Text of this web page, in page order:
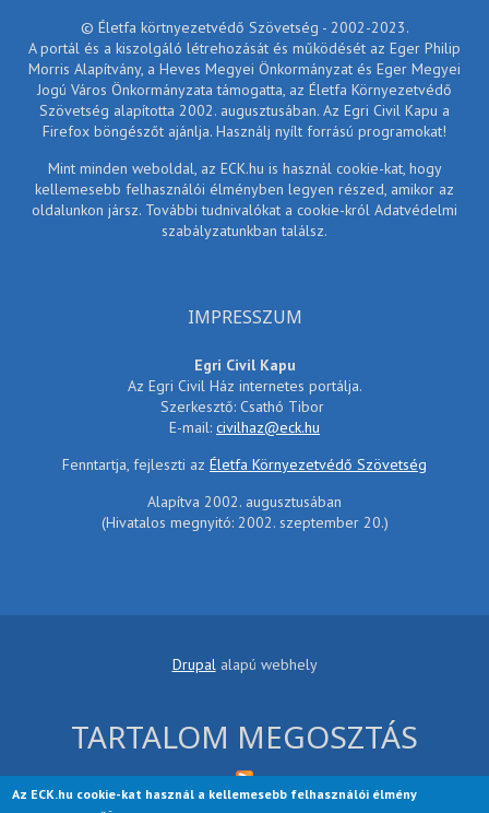
Az ECK.hu cookie-kat használ a kellemesebb felhasználói élmény
© Életfa körtnyezetvédő Szövetség - 2002-2023.
A portál és a kiszolgáló létrehozását és működését az Eger Philip
Morris Alapítvány, a Heves Megyei Önkormányzat és Eger Megyei
Jogú Város Önkormányzata támogatta, az Életfa Környezetvédő
Szövetség alapította 2002. augusztusában. Az Egri Civil Kapu a
Firefox böngészőt ajánlja. Használj nyílt forrású programokat!
Mint minden weboldal, az ECK.hu is használ cookie-kat, hogy
kellemesebb felhasználói élményben legyen részed, amikor az
oldalunkon jársz. További tudnivalókat a cookie-król Adatvédelmi
szabályzatunkban találsz.
IMPRESSZUM
Egri Civil Kapu
Az Egri Civil Ház internetes portálja.
Szerkesztő: Csathó Tibor
E-mail: civilhaz@eck.hu
Fenntartja, fejleszti az Életfa Környezetvédő Szövetség
Alapítva 2002. augusztusában
(Hivatalos megnyitó: 2002. szeptember 20.)
Drupalalapú webhely
TARTALOM MEGOSZTÁS